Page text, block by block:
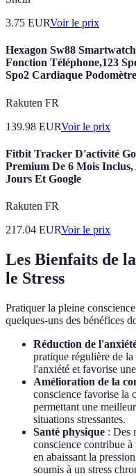
3.75 EURVoir le prix
Hexagon Sw88
Fonction Téléphone,123
Spo2 Cardiaque
Rakuten FR
139.98 EURVoir le prix
Fitbit Tracker D'activité
Premium De 6 Mois
Jours Et Google
Rakuten FR
217.04 EURVoir le prix
Les Bienfaits de
le Stress
Pratiquer la pleine
quelques-uns des bénéfices
Réduction de
pratique régulière de
l'anxiété et favorise
Amélioration de la
conscience favorise la
permettant une
situations stressantes.
Santé physique : Des
conscience contribue
en abaissant la
soumis à un stress